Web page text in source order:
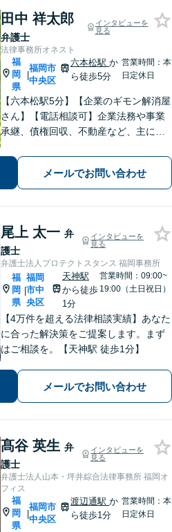
田中 祥太郎
弁護士
インタビューを
見る
法律事務所オネスト
福
岡
県
|
福岡市
中央区
六本松駅か
ら徒歩5分
営業時間：本
日定休日
【六本松駅5分】【企業のギモン解消屋
さん】【電話相談可】企業法務や事業
承継、債権回収、不動産など、主に企
のみなさまが安心して本業に専念でき
るよう、法律に関するちょっとした疑
問や悩みも迅速に解消。ぜひご相談く
ださい。
メールでお問い合わせ
尾上 太一 弁
護士
インタビューを
見る
弁護士法人プロテクトスタンス 福岡事務所
福
岡
県
|
福岡
市中
央区
天神駅
から徒歩
1分
営業時間：09:00~
19:00（土日祝日）
【4万件を超える法律相談実績】あなた
に合った解決策をご提案します。まず
はご相談を。【天神駅 徒歩1分】
メールでお問い合わせ
髙谷 英生 弁
護士
インタビューを
見る
弁護士法人山本・坪井綜合法律事務所 福岡オ
フィス
福
岡
県
|
福岡市
中央区
渡辺通駅か
ら徒歩1分
営業時間：本
日定休日